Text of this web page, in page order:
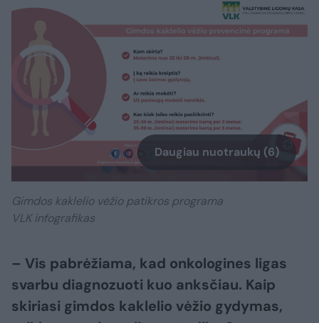
Daugiau nuotraukų (6)
Gimdos kaklelio vėžio patikros programa
VLK infografikas
– Vis pabrėžiama, kad onkologines ligas
svarbu diagnozuoti kuo anksčiau. Kaip
skiriasi gimdos kaklelio vėžio gydymas,